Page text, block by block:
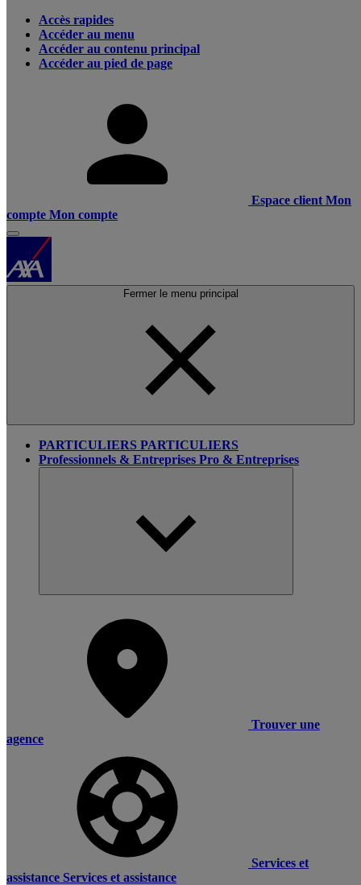
Accès rapides
Accéder au menu
Accéder au contenu principal
Accéder au pied de page
Espace client Mon
compte Mon compte
Fermer le menu principal
PARTICULIERS PARTICULIERS
Professionnels & Entreprises Pro & Entreprises
Trouver une
agence
Services et
assistance Services et assistance